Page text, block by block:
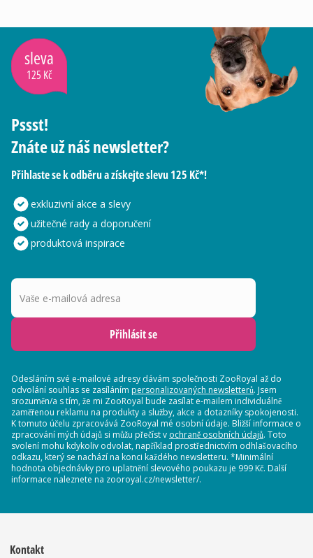
sleva
125 Kč
Pssst!
Znáte už náš newsletter?
Přihlaste se k odběru a získejte slevu 125 Kč*!
exkluzivní akce a slevy
užitečné rady a doporučení
produktová inspirace
Vaše e-mailová adresa
Přihlásit se
Odesláním své e-mailové adresy dávám společnosti ZooRoyal až do
odvolání souhlas se zasíláním personalizovaných newsletterů. Jsem
srozuměn/a s tím, že mi ZooRoyal bude zasílat e-mailem individuálně
zaměřenou reklamu na produkty a služby, akce a dotazníky spokojenosti.
K tomuto účelu zpracovává ZooRoyal mé osobní údaje. Bližší informace o
zpracování mých údajů si můžu přečíst v ochraně osobních údajů. Toto
svolení mohu kdykoliv odvolat, například prostřednictvím odhlašovacího
odkazu, který se nachází na konci každého newsletteru. *Minimální
hodnota objednávky pro uplatnění slevového poukazu je 999 Kč. Další
informace naleznete na zooroyal.cz/newsletter/.
Kontakt